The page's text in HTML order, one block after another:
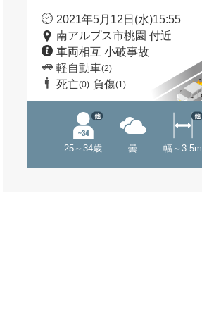
2021年5月12日(水)15:55
南アルプス市桃園 付近
車両相互 小破事故
軽自動車(2)
死亡(0) 負傷(1)
25～34歳
他
曇 幅～3.5m
他